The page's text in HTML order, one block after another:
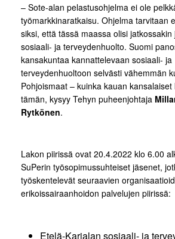
– Sote-alan pelastusohjelma ei ole
työmarkkinaratkaisu. Ohjelma tarvitaan
siksi, että tässä maassa olisi jatkossakin
sosiaali- ja terveydenhuolto. Suomi
kansakuntaa kannattelevaan sosiaali- ja
terveydenhuoltoon selvästi vähemmän
Pohjoismaat – kuinka kauan kansalaiset
tämän, kysyy Tehyn puheenjohtaja
Rytkönen.
Lakon piirissä ovat 20.4.2022 klo 6.00
SuPerin työsopimussuhteiset jäsenet,
työskentelevät seuraavien
erikoissairaanhoidon palvelujen piirissä:
Etelä-Karjalan sosiaali- ja